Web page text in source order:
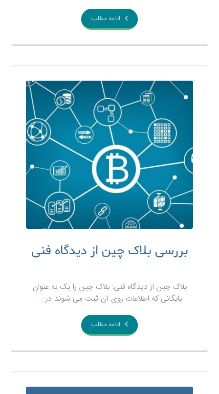
ادامه مطلب
بررسی بلاک چین از دیدگاه فنی
بلاک چین از دیدگاه فنی: بلاک چین را یک به عنوان
بایگانی که اطلاعات روی آن ثبت می شوند در ...
ادامه مطلب